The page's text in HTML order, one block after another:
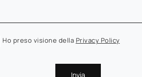
Ho preso visione della Privacy Policy
Invia